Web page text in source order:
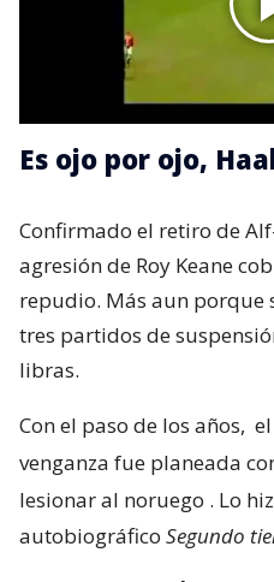
Es ojo por ojo,
Confirmado el retiro de
agresión de Roy Keane
repudio. Más aun porque
tres partidos de
libras.
Con el paso de los años,
venganza fue planeada
lesionar al noruego . Lo
autobiográfico Segundo